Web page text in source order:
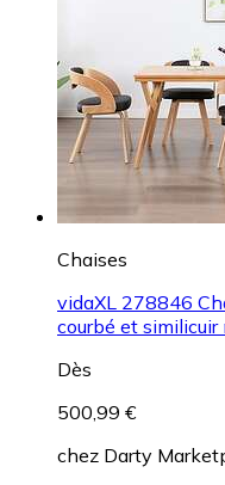
Chaises
vidaXL 278846
courbé et similicuir
Dès
500,99 €
chez Darty